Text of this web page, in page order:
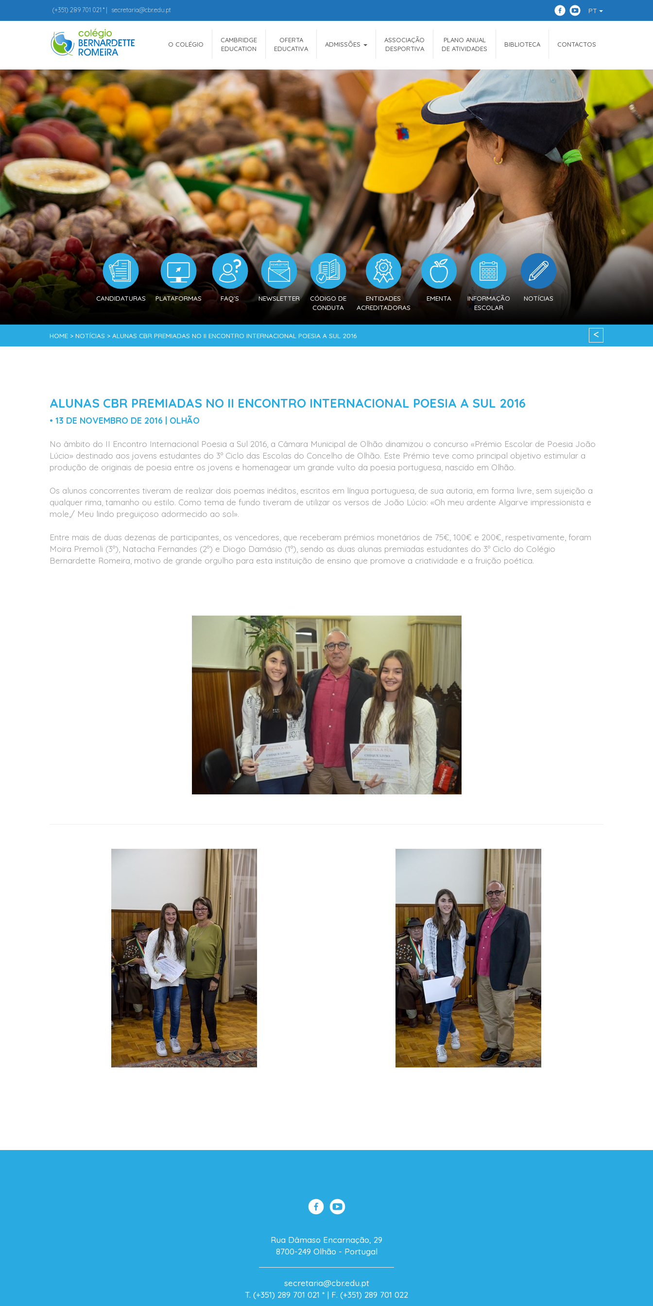
(+351) 289 701 021 * | secretaria@cbr.edu.pt PT
O COLÉGIO
CAMBRIDGE
EDUCATION
OFERTA
EDUCATIVA
ADMISSÕES
ASSOCIAÇÃO
DESPORTIVA
PLANO ANUAL
DE ATIVIDADES
BIBLIOTECA CONTACTOS
CANDIDATURAS PLATAFORMAS FAQ'S NEWSLETTER
CÓDIGO DE
CONDUTA
ENTIDADES
ACREDITADORAS
EMENTA
INFORMAÇÃO
ESCOLAR
NOTÍCIAS
HOME > NOTÍCIAS > ALUNAS CBR PREMIADAS NO II ENCONTRO INTERNACIONAL POESIA A SUL 2016 <
ALUNAS CBR PREMIADAS NO II ENCONTRO INTERNACIONAL POESIA A SUL 2016
• 13 DE NOVEMBRO DE 2016 | OLHÃO
No âmbito do II Encontro Internacional Poesia a Sul 2016, a Câmara Municipal de Olhão dinamizou o concurso «Prémio Escolar de Poesia João
Lúcio» destinado aos jovens estudantes do 3º Ciclo das Escolas do Concelho de Olhão. Este Prémio teve como principal objetivo estimular a
produção de originais de poesia entre os jovens e homenagear um grande vulto da poesia portuguesa, nascido em Olhão.
Os alunos concorrentes tiveram de realizar dois poemas inéditos, escritos em língua portuguesa, de sua autoria, em forma livre, sem sujeição a
qualquer rima, tamanho ou estilo. Como tema de fundo tiveram de utilizar os versos de João Lúcio: «Oh meu ardente Algarve impressionista e
mole,/ Meu lindo preguiçoso adormecido ao sol».
Entre mais de duas dezenas de participantes, os vencedores, que receberam prémios monetários de 75€, 100€ e 200€, respetivamente, foram
Moira Premoli (3º), Natacha Fernandes (2º) e Diogo Damásio (1º), sendo as duas alunas premiadas estudantes do 3º Ciclo do Colégio
Bernardette Romeira, motivo de grande orgulho para esta instituição de ensino que promove a criatividade e a fruição poética.
Rua Dâmaso Encarnação, 29
8700-249 Olhão - Portugal
secretaria@cbr.edu.pt
T. (+351) 289 701 021 * | F. (+351) 289 701 022